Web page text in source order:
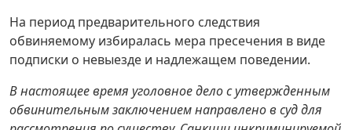
На период предварительного следствия
обвиняемому избиралась мера пресечения в виде
подписки о невыезде и надлежащем поведении.
В настоящее время уголовное дело с утвержденным
обвинительным заключением направлено в суд для